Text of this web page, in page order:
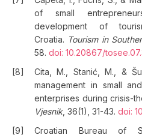
of small
development of
Croatia. Tourism in
58. doi: 10.20867/
Cita, M., Stanić, M., &
management in small
enterprises during crisis-
Vjesnik, 36(1), 31-43. doi:
Croatian Bureau of